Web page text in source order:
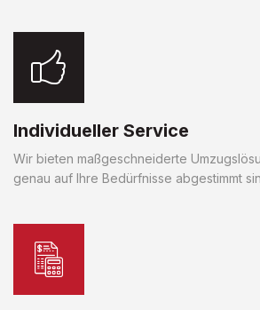
Individueller Service
Wir bieten maßgeschneiderte
genau auf Ihre Bedürfnisse abgestimmt